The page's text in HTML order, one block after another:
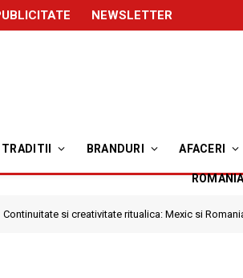
NEWSLETTER
TRADITII BRANDURI AFACERI
Continuitate si creativitate ritualica: Mexic si